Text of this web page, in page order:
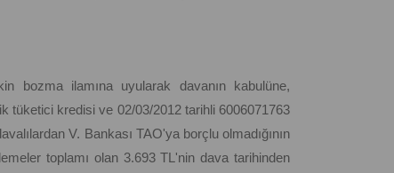
bozma ilamına uyularak davanın kabulüne,
tüketici kredisi ve 02/03/2012 tarihli 6006071763
V. Bankası TAO'ya borçlu olmadığının
toplamı olan 3.693 TL'nin dava tarihinden